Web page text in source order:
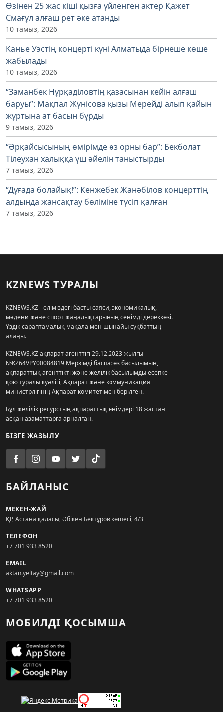
Өзінен 25 жас кіші қызға үйленген актер Қажет
Смағұл алғаш рет әке атанды
10 тамыз, 2026
Канье Уэстің концерті күні Алматыда бірнеше көше
жабылады
10 тамыз, 2026
“Заманбек Нұрқаділовтің қазасынан кейін алғаш
баруы”: Мақпал Жүнісова қызы Мерейді алып қайын
жұртына ат басын бұрды
9 тамыз, 2026
“Әрқайсысының өмірімде өз орны бар”: Бекболат
Тілеухан халыққа үш әйелін таныстырды
7 тамыз, 2026
“Дұғада болайық!”: Кенжебек Жанәбілов концерттің
алдында жансақтау бөліміне түсіп қалған
7 тамыз, 2026
KZNEWS ТУРАЛЫ
KZNEWS.KZ - еліміздегі басты саяси, экономикалық,
мәдени және спорт жаңалықтарының сенімді дереккөзі.
Үздік сараптамалық мақала мен шынайы сұқбаттың
алаңы.
KZNEWS.KZ ақпарат агенттігі 29.12.2023 жылғы
№KZ64VPY00084819 Мерзімді баспасөз басылымын,
ақпараттық агенттікті және желілік басылымды есепке
қою туралы куәлігі, Ақпарат және коммуникация
министрлігінің Ақпарат комитетімен берілген.
Бұл желілік ресурстың ақпараттық өнімдері 18 жастан
асқан азаматтарға арналған.
БІЗГЕ ЖАЗЫЛУ
БАЙЛАНЫС
МЕКЕН-ЖАЙ
ҚР, Астана қаласы, Әбікен Бектұров көшесі, 4/3
ТЕЛЕФОН
+7 701 933 8520
EMAIL
aktan.yeltay@gmail.com
WHATSAPP
+7 701 933 8520
МОБИЛДІ ҚОСЫМША